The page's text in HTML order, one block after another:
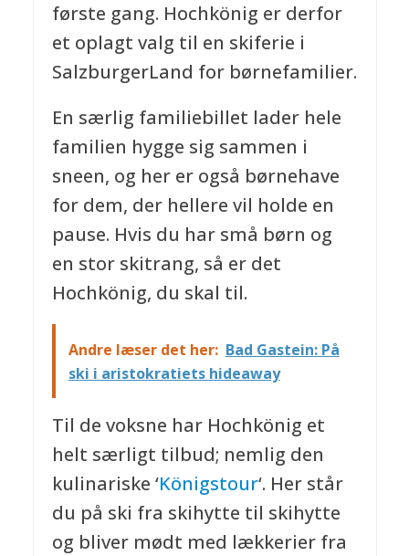
første gang. Hochkönig er derfor
et oplagt valg til en skiferie i
SalzburgerLand for børnefamilier.
En særlig familiebillet lader hele
familien hygge sig sammen i
sneen, og her er også børnehave
for dem, der hellere vil holde en
pause. Hvis du har små børn og
en stor skitrang, så er det
Hochkönig, du skal til.
Andre læser det her: Bad Gastein: På
ski i aristokratiets hideaway
Til de voksne har Hochkönig et
helt særligt tilbud; nemlig den
kulinariske ‘Königstour‘. Her står
du på ski fra skihytte til skihytte
og bliver mødt med lækkerier fra